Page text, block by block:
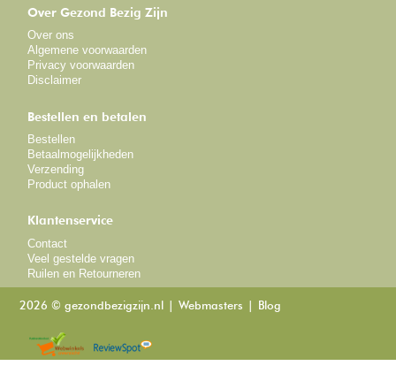
Over Gezond Bezig Zijn
Over ons
Algemene voorwaarden
Privacy voorwaarden
Disclaimer
Bestellen en betalen
Bestellen
Betaalmogelijkheden
Verzending
Product ophalen
Klantenservice
Contact
Veel gestelde vragen
Ruilen en Retourneren
2026 © gezondbezigzijn.nl Webmasters Blog